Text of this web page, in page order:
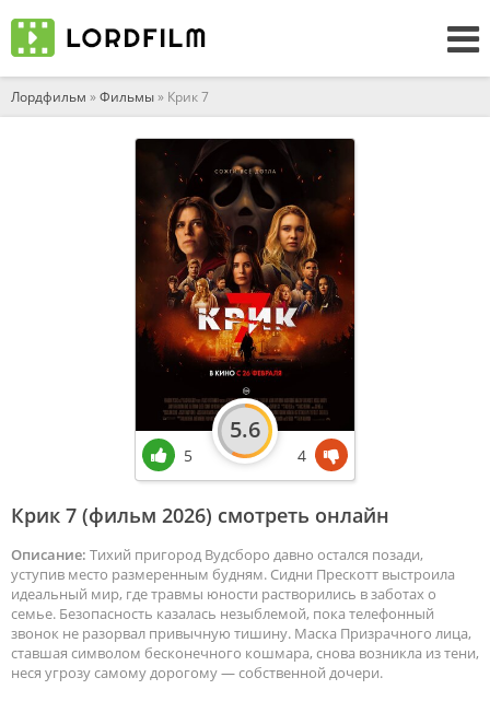
Лордфильм »Фильмы» Крик 7
Крик 7 (фильм 2026) смотреть онлайн
Описание: Тихий пригород Вудсборо давно остался позади,
уступив место размеренным будням. Сидни Прескотт выстроила
идеальный мир, где травмы юности растворились в заботах о
семье. Безопасность казалась незыблемой, пока телефонный
звонок не разорвал привычную тишину. Маска Призрачного лица,
ставшая символом бесконечного кошмара, снова возникла из тени,
неся угрозу самому дорогому — собственной дочери.
5
5.6
4